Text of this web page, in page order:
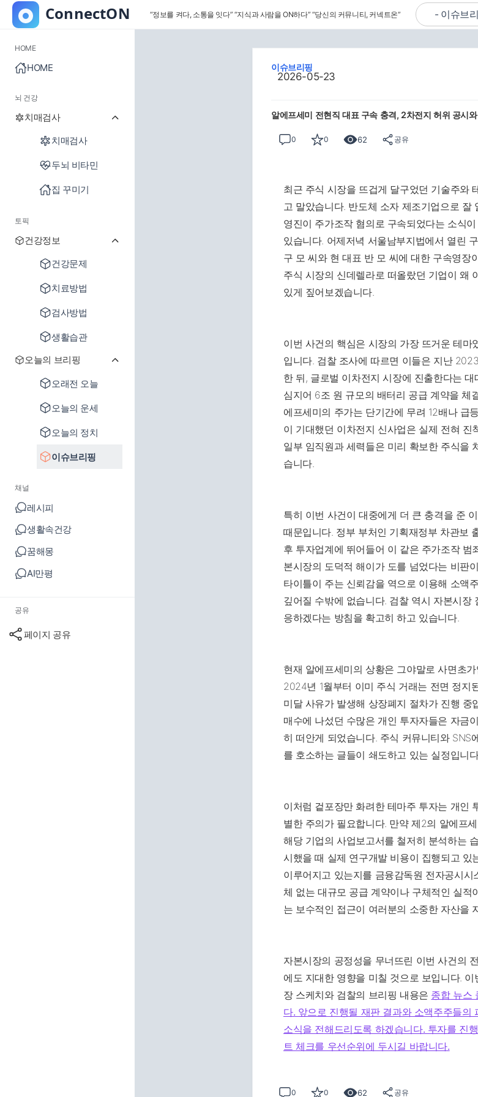
“정보를 켜다, 소통을 잇다” “지식과 사람을 ON하다” “당신의 커뮤니티, 커넥트온”
HOME
HOME
뇌 건강
치매검사
치매검사
두뇌 비타민
집 꾸미기
토픽
건강정보
건강문제
치료방법
검사방법
생활습관
오늘의 브리핑
오래전 오늘
오늘의 운세
오늘의 정치
이슈브리핑
채널
레시피
생활속건강
꿈해몽
AI만평
공유
페이지 공유
이슈브리핑
2026-05-23
알에프세미 전현직 대표 구속 충격, 2차전지 허위 공시
0 0 62 공유
최근 주식 시장을 뜨겁게 달구었던 기술주와
고 말았습니다. 반도체 소자 제조기업으로
영진이 주가조작 혐의로 구속되었다는 소식
있습니다. 어제저녁 서울남부지법에서 열린
구 모 씨와 현 대표 반 모 씨에 대한 구속영장
주식 시장의 신데렐라로 떠올랐던 기업이 왜
있게 짚어보겠습니다.
이번 사건의 핵심은 시장의 가장 뜨거운 테
입니다. 검찰 조사에 따르면 이들은 지난
한 뒤, 글로벌 이차전지 시장에 진출한다는
심지어 6조 원 규모의 배터리 공급 계약을 체
에프세미의 주가는 단기간에 무려 12배나 급
이 기대했던 이차전지 신사업은 실제 전혀
일부 임직원과 세력들은 미리 확보한 주식을
습니다.
특히 이번 사건이 대중에게 더 큰 충격을 준
때문입니다. 정부 부처인 기획재정부 차관보
후 투자업계에 뛰어들어 이 같은 주가조작
본시장의 도덕적 해이가 도를 넘었다는 비판
타이틀이 주는 신뢰감을 역으로 이용해 소액
깊어질 수밖에 없습니다. 검찰 역시 자본시
응하겠다는 방침을 확고히 하고 있습니다.
현재 알에프세미의 상황은 그야말로 사면초
2024년 1월부터 이미 주식 거래는 전면 정지
미달 사유가 발생해 상장폐지 절차가 진행
매수에 나섰던 수많은 개인 투자자들은 자금
히 떠안게 되었습니다. 주식 커뮤니티와 SNS
를 호소하는 글들이 쇄도하고 있는 실정입니
이처럼 겉포장만 화려한 테마주 투자는 개인
별한 주의가 필요합니다. 만약 제2의 알에프
해당 기업의 사업보고서를 철저히 분석하는
시했을 때 실제 연구개발 비용이 집행되고
이루어지고 있는지를 금융감독원 전자공시
체 없는 대규모 공급 계약이나 구체적인 실
는 보수적인 접근이 여러분의 소중한 자산을
자본시장의 공정성을 무너뜨린 이번 사건의
에도 지대한 영향을 미칠 것으로 보입니다.
장 스케치와 검찰의 브리핑 내용은 종합 뉴스
다. 앞으로 진행될 재판 결과와 소액주주들
소식을 전해드리도록 하겠습니다. 투자를 진
트 체크를 우선순위에 두시길 바랍니다.
0 0 62 공유